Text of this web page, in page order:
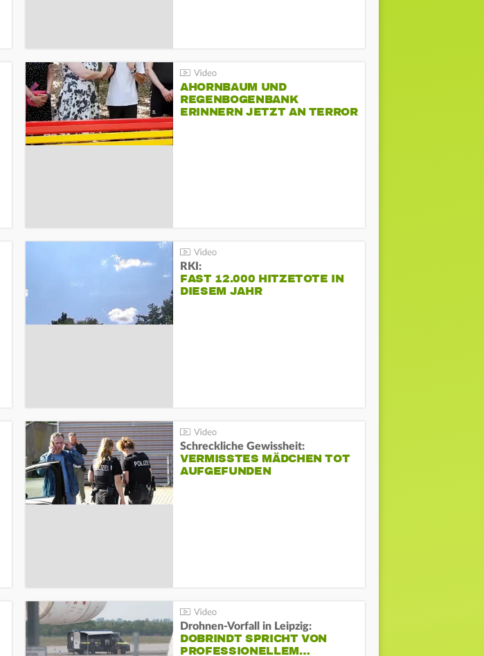
AHORNBAUM UND
REGENBOGENBANK
ERINNERN JETZT AN TERROR
RKI:
FAST 12.000 HITZETOTE IN
DIESEM JAHR
Schreckliche Gewissheit:
VERMISSTES MÄDCHEN TOT
AUFGEFUNDEN
Drohnen-Vorfall in Leipzig:
DOBRINDT SPRICHT VON
PROFESSIONELLEM…